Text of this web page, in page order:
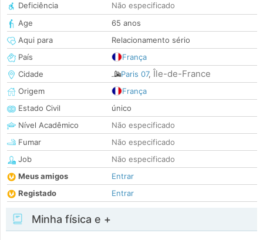
Deficiência
Não especificado
Age
65 anos
Aqui para
Relacionamento sério
País
França
Cidade
Paris 07, Île-de-France
Origem
França
Estado Civil
único
Nível Acadêmico
Não especificado
Fumar
Não especificado
Job
Não especificado
Meus amigos
Entrar
Registado
Entrar
Minha física e +